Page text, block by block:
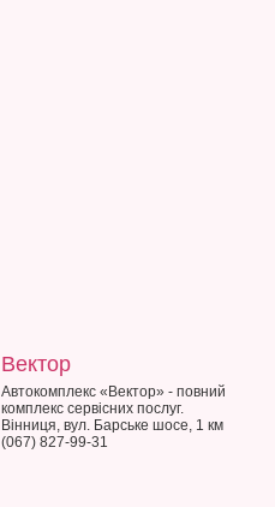
Вектор
Автокомплекс «Вектор» - повний
комплекс сервісних послуг.
Вінниця, вул. Барське шосе, 1 км
(067) 827-99-31